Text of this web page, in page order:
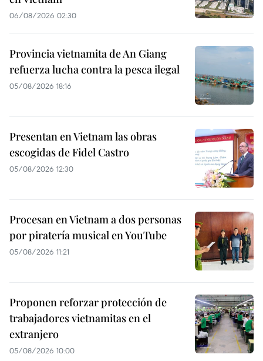
06/08/2026 02:30
Provincia vietnamita de An Giang
refuerza lucha contra la pesca ilegal
05/08/2026 18:16
Presentan en Vietnam las obras
escogidas de Fidel Castro
05/08/2026 12:30
Procesan en Vietnam a dos personas
por piratería musical en YouTube
05/08/2026 11:21
Proponen reforzar protección de
trabajadores vietnamitas en el
extranjero
05/08/2026 10:00